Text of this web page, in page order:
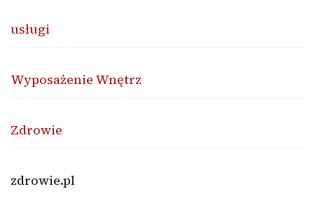
usługi
Wyposażenie Wnętrz
Zdrowie
zdrowie.pl